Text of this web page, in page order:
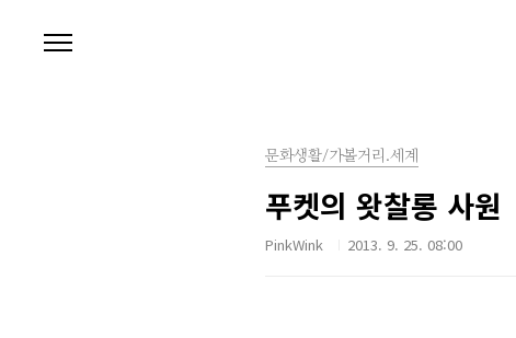
문화생활/가볼거리.세계
푸켓의 왓찰롱 사원
PinkWink 2013. 9. 25. 08:00